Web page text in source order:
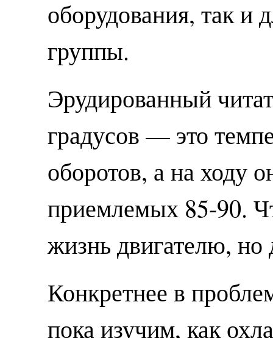
оборудования, так и
группы.
Эрудированный
градусов — это
оборотов, а на ходу
приемлемых 85-90.
жизнь двигателю,
Конкретнее в
пока изучим, как